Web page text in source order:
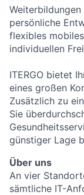
persönliche
flexibles
individuellen
ITERGO bietet
eines großen
Zusätzlich zu
Sie
günstiger Lage
Über uns
An vier
sämtliche IT-